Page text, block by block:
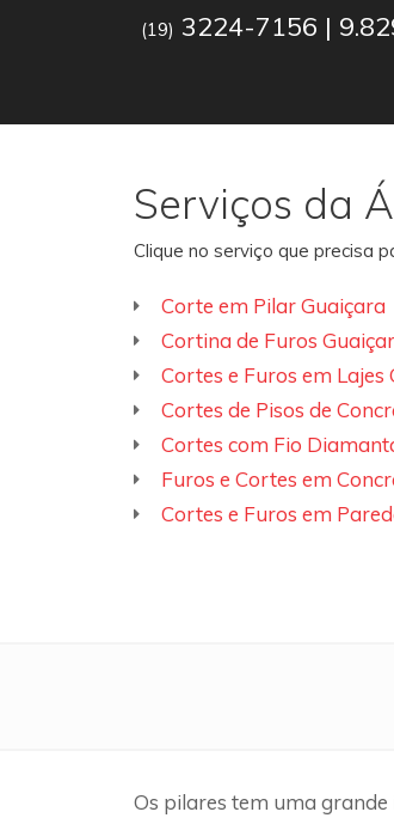
(19) 3224-7156 |
Serviços da
Clique no serviço que precisa
Corte em Pilar Guaiçara
Cortina de Furos
Cortes e Furos em Lajes
Cortes de Pisos de
Cortes com Fio
Furos e Cortes em
Cortes e Furos em
Os pilares tem uma